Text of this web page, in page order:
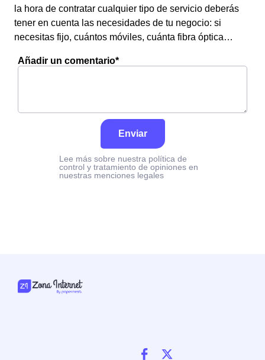
la hora de contratar cualquier tipo de servicio deberás
tener en cuenta las necesidades de tu negocio: si
necesitas fijo, cuántos móviles, cuánta fibra óptica…
Añadir un comentario*
Enviar
Lee más sobre nuestra política de
control y tratamiento de opiniones en
nuestras menciones legales